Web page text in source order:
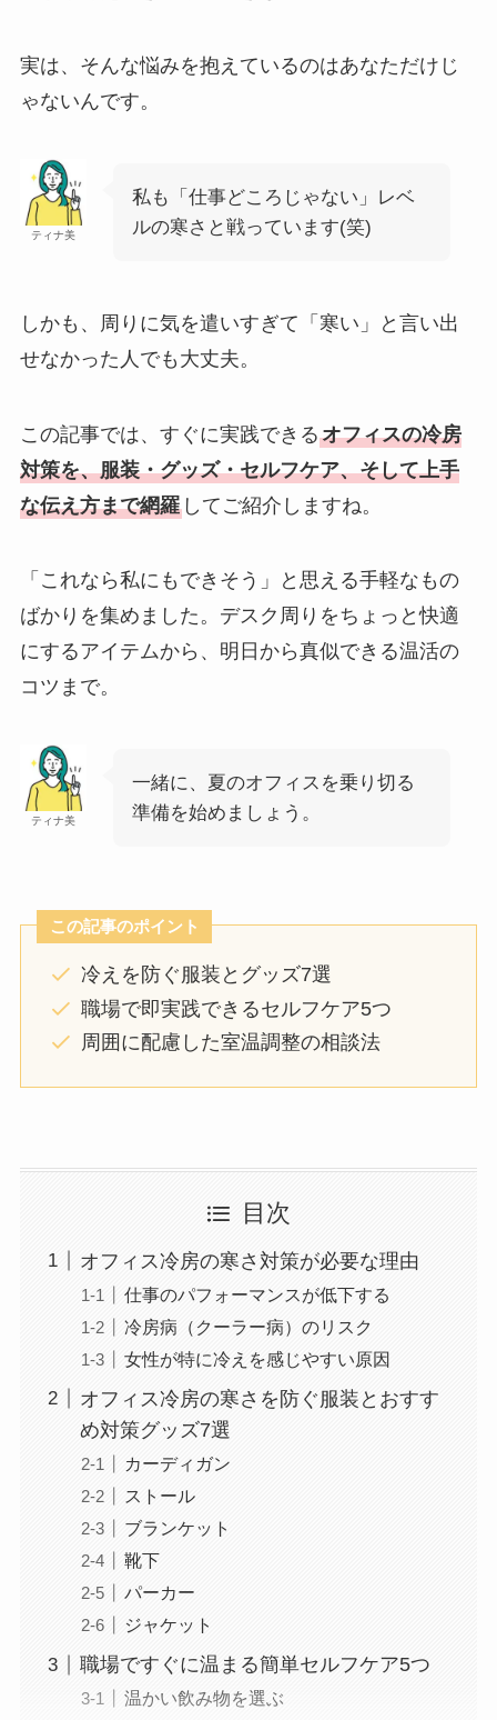
実は、そんな悩みを抱えているのはあなただけじ
ゃないんです。
ティナ美
私も「仕事どころじゃない」レベ
ルの寒さと戦っています(笑)
しかも、周りに気を遣いすぎて「寒い」と言い出
せなかった人でも大丈夫。
この記事では、すぐに実践できるオフィスの冷房
対策を、服装・グッズ・セルフケア、そして上手
な伝え方まで網羅してご紹介しますね。
「これなら私にもできそう」と思える手軽なもの
ばかりを集めました。デスク周りをちょっと快適
にするアイテムから、明日から真似できる温活の
コツまで。
ティナ美
一緒に、夏のオフィスを乗り切る
準備を始めましょう。
この記事のポイント
冷えを防ぐ服装とグッズ7選
職場で即実践できるセルフケア5つ
周囲に配慮した室温調整の相談法
目次
オフィス冷房の寒さ対策が必要な理由
仕事のパフォーマンスが低下する
冷房病（クーラー病）のリスク
女性が特に冷えを感じやすい原因
オフィス冷房の寒さを防ぐ服装とおすす
め対策グッズ7選
カーディガン
ストール
ブランケット
靴下
パーカー
ジャケット
職場ですぐに温まる簡単セルフケア5つ
温かい飲み物を選ぶ